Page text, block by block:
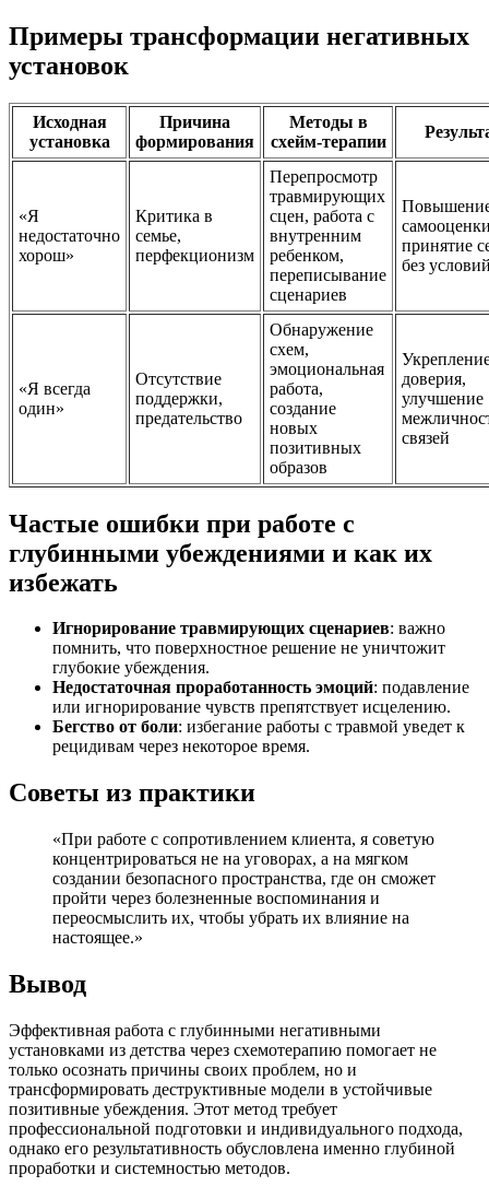
Примеры трансформации негативных
установок
Исходная
установка
Причина
формирования
Методы в
схейм-терапии
«Я
недостаточно
хорош»
Критика в
семье,
перфекционизм
Перепросмотр
травмирующих
сцен, работа с
внутренним
ребенком,
переписывание
сценариев
принятие
без
«Я всегда
один»
Отсутствие
поддержки,
предательство
Обнаружение
схем,
эмоциональная
работа,
создание
новых
позитивных
образов
доверия,
улучшение
связей
Частые ошибки при работе с
глубинными убеждениями и как их
избежать
Игнорирование травмирующих сценариев: важно
помнить, что поверхностное решение не уничтожит
глубокие убеждения.
Недостаточная проработанность эмоций: подавление
или игнорирование чувств препятствует исцелению.
Бегство от боли: избегание работы с травмой уведет к
рецидивам через некоторое время.
Советы из практики
«При работе с сопротивлением клиента, я советую
концентрироваться не на уговорах, а на мягком
создании безопасного пространства, где он сможет
пройти через болезненные воспоминания и
переосмыслить их, чтобы убрать их влияние на
настоящее.»
Вывод
Эффективная работа с глубинными негативными
установками из детства через схемотерапию помогает не
только осознать причины своих проблем, но и
трансформировать деструктивные модели в устойчивые
позитивные убеждения. Этот метод требует
профессиональной подготовки и индивидуального подхода,
однако его результативность обусловлена именно глубиной
проработки и системностью методов.